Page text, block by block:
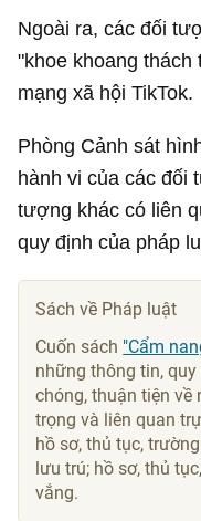
Ngoài ra, các đối
"khoe khoang thách
mạng xã hội TikTok.
Phòng Cảnh sát
hành vi của các đối
tượng khác có liên
quy định của pháp
Sách về Pháp luật
Cuốn sách "Cẩm
những thông tin,
chóng, thuận tiện về
trọng và liên quan
hồ sơ, thủ tục,
lưu trú; hồ sơ, thủ
vắng.